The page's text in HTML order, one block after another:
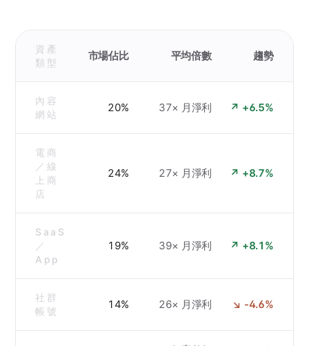
資產
類型
市場佔比 平均倍數 趨勢
內容
網站
20% 37× 月淨利 ↗ +6.5%
電商
／線
上商
店
24% 27× 月淨利 ↗ +8.7%
SaaS
／
App
19% 39× 月淨利 ↗ +8.1%
社群
帳號
14% 26× 月淨利 ↘ -4.6%